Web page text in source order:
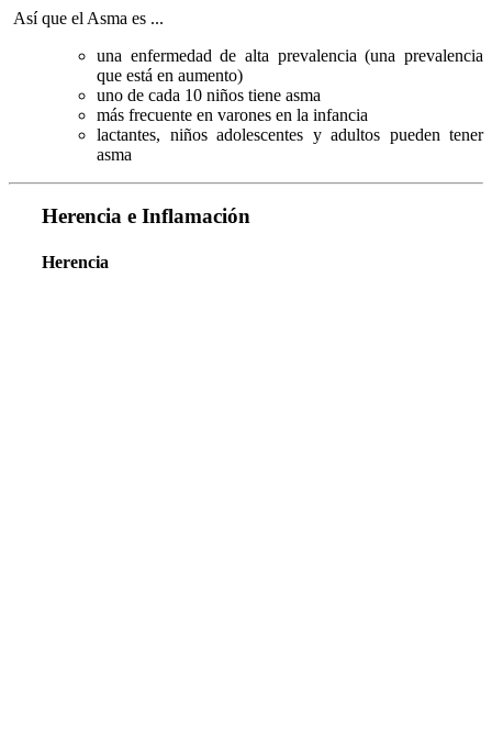
Así que el Asma es ...
una enfermedad de alta prevalencia (una prevalencia
que está en aumento)
uno de cada 10 niños tiene asma
más frecuente en varones en la infancia
lactantes, niños adolescentes y adultos pueden tener
asma
Herencia e Inflamación
Herencia